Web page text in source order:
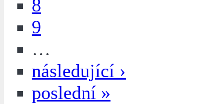
8
9
…
následující ›
poslední »